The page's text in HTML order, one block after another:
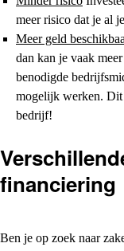
meer risico dat je al
Meer geld
dan kan je vaak
benodigde
mogelijk werken.
bedrijf!
financiering
Ben je op zoek naar